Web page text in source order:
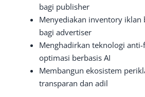
bagi publisher
Menyediakan inventory iklan
bagi advertiser
Menghadirkan teknologi
optimasi berbasis AI
Membangun ekosistem
transparan dan adil